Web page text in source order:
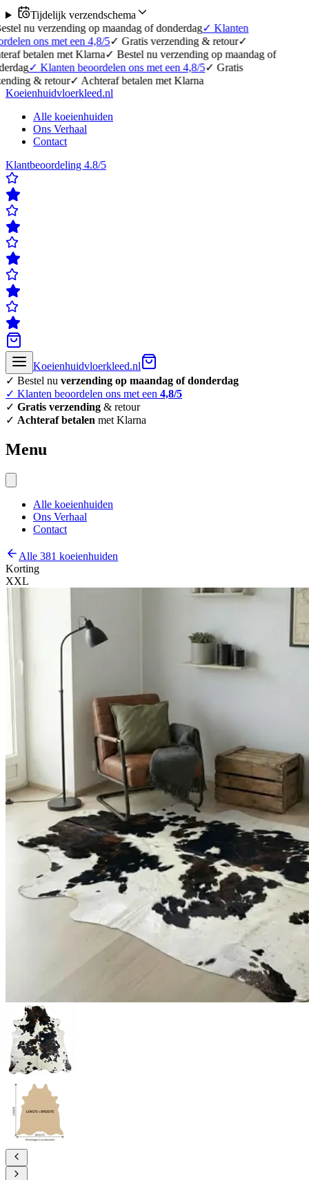
Tijdelijk verzendschema
op maandag of donderdag✓Klanten
met een 4,8/5✓Gratis verzending & retour✓
met Klarna✓Bestel nu verzending op maandag of
beoordelen ons met een 4,8/5✓Gratis
✓ Achteraf betalen met Klarna
Koeienhuidvloerkleed.nl
Alle koeienhuiden
Ons Verhaal
Contact
Klantbeoordeling 4.8/5
Koeienhuidvloerkleed.nl
✓ Bestel nu verzending op maandag of donderdag
✓ Klanten beoordelen ons met een 4,8/5
✓ Gratis verzending & retour
✓ Achteraf betalen met Klarna
Menu
Alle koeienhuiden
Ons Verhaal
Contact
Alle 381 koeienhuiden
Korting
XXL